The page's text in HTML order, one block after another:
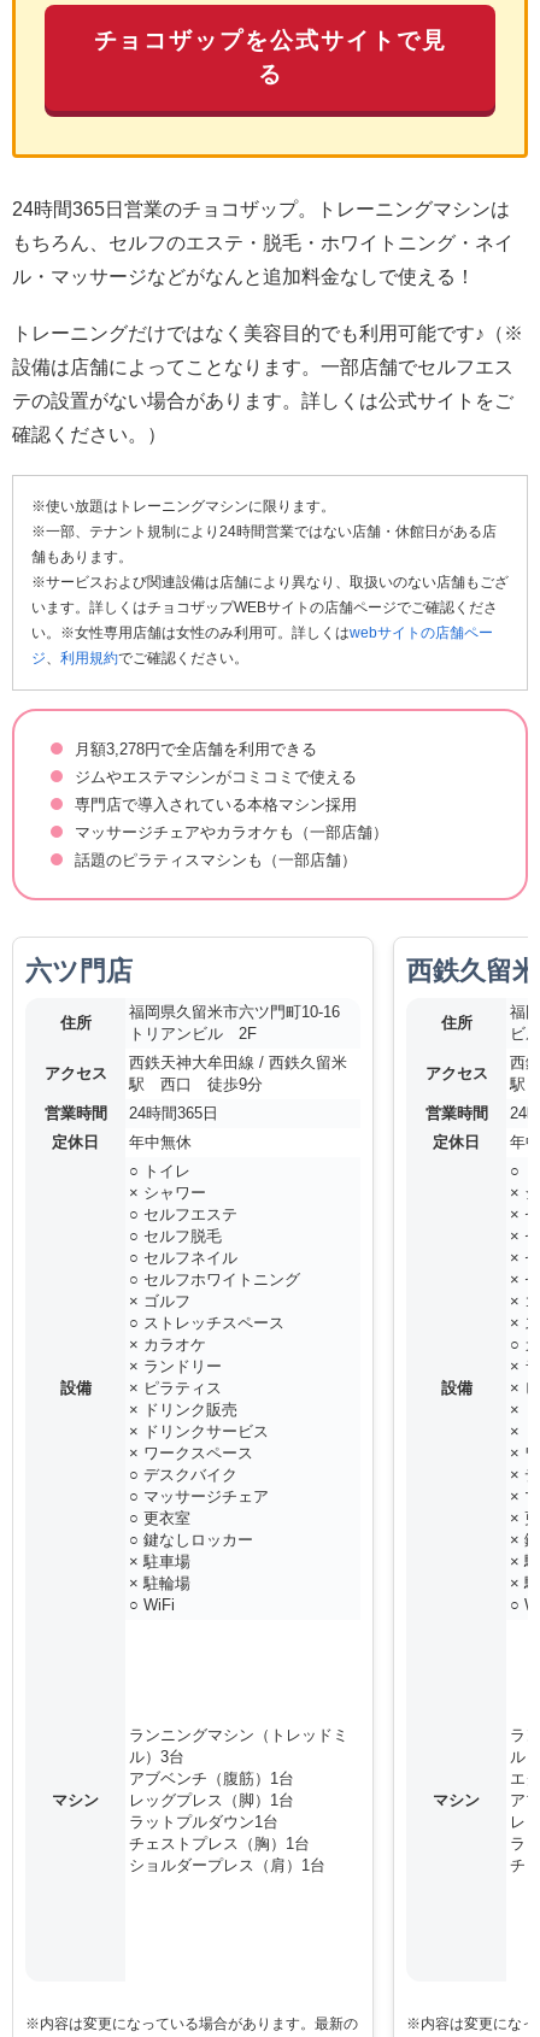
チョコザップを公式サイトで見
る
24時間365日営業のチョコザップ。トレーニングマシンは
もちろん、セルフのエステ・脱毛・ホワイトニング・ネイ
ル・マッサージなどがなんと追加料金なしで使える！
トレーニングだけではなく美容目的でも利用可能です♪（※
設備は店舗によってことなります。一部店舗でセルフエス
テの設置がない場合があります。詳しくは公式サイトをご
確認ください。）
※使い放題はトレーニングマシンに限ります。
※一部、テナント規制により24時間営業ではない店舗・休館日がある店
舗もあります。
※サービスおよび関連設備は店舗により異なり、取扱いのない店舗もござ
います。詳しくはチョコザップWEBサイトの店舗ページでご確認くださ
い。※女性専用店舗は女性のみ利用可。詳しくはwebサイトの店舗ペー
ジ、 利用規約でご確認ください。
月額3,278円で全店舗を利用できる
ジムやエステマシンがコミコミで使える
専門店で導入されている本格マシン採用
マッサージチェアやカラオケも（一部店舗）
話題のピラティスマシンも（一部店舗）
六ツ門店
住所
福岡県久留米市六ツ門町10-16
トリアンビル 2F
アクセス
西鉄天神大牟田線 / 西鉄久留米
駅 西口 徒歩9分
営業時間
24時間365日
定休日
年中無休
設備
○ トイレ
× シャワー
○ セルフエステ
○ セルフ脱毛
○ セルフネイル
○ セルフホワイトニング
× ゴルフ
○ ストレッチスペース
× カラオケ
× ランドリー
× ピラティス
× ドリンク販売
× ドリンクサービス
× ワークスペース
○ デスクバイク
○ マッサージチェア
○ 更衣室
○ 鍵なしロッカー
× 駐車場
× 駐輪場
○ WiFi
マシン
ランニングマシン（トレッドミ
ル）3台
アブベンチ（腹筋）1台
レッグプレス（脚）1台
ラットプルダウン1台
チェストプレス（胸）1台
ショルダープレス（肩）1台
※内容は変更になっている場合があります。最新の
西鉄久留
住所
福
ビ
アクセス
西
駅
営業時間
24
定休日
年
設備
○
×
×
×
×
×
×
×
○
×
×
×
×
×
×
×
×
×
×
×
○
マシン
ラ
ル
エ
ア
レ
ラ
チ
※内容は変更になっ